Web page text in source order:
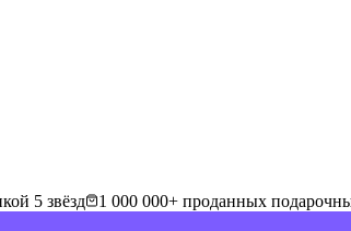
5 звёзд 1 000 000+ проданных